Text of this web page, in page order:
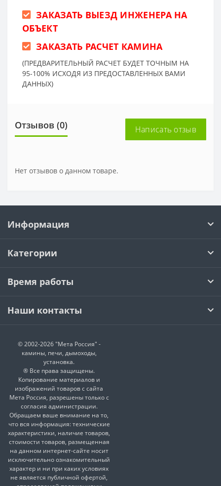
ЗАКАЗАТЬ ВЫЕЗД ИНЖЕНЕРА НА
ОБЪЕКТ
ЗАКАЗАТЬ РАСЧЕТ КАМИНА
(ПРЕДВАРИТЕЛЬНЫЙ РАСЧЕТ БУДЕТ ТОЧНЫМ НА
95-100% ИСХОДЯ ИЗ ПРЕДОСТАВЛЕННЫХ ВАМИ
ДАННЫХ)
Отзывов (0) Написать отзыв
Нет отзывов о данном товаре.
Информация
Категории
Время работы
Наши контакты
© 2002-2026 "Мета Россия" -
камины, печи, дымоходы,
установка.
® Все права защищены.
Копирование материалов и
изображений товаров с сайта
Мета Россия, разрешены только с
согласия администрации.
Обращаем ваше внимание на то,
что вся информация: технические
характеристики, наличие товаров,
стоимости товаров, размещенная
на данном интернет-сайте носит
исключительно ознакомительный
характер и ни при каких условиях
не является публичной офертой,